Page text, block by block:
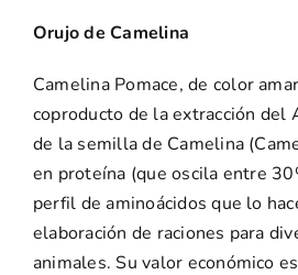
Orujo de Camelina
Camelina Pomace, de color
coproducto de la extracción del
de la semilla de Camelina
en proteína (que oscila entre
perfil de aminoácidos que lo
elaboración de raciones para
animales. Su valor económico